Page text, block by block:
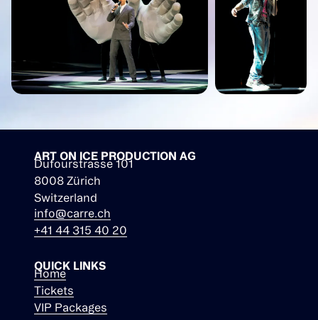
ART ON ICE PRODUCTION AG
Dufourstrasse 101
8008 Zürich
Switzerland
info@carre.ch
+41 44 315 40 20
QUICK LINKS
Home
Tickets
VIP Packages